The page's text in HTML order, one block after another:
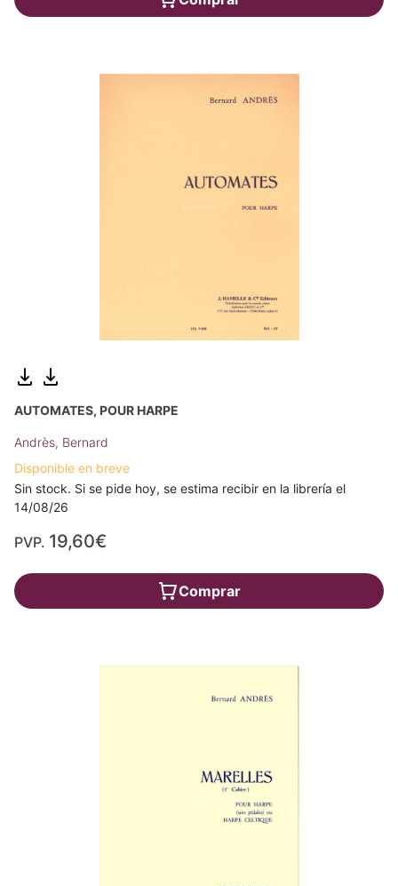
AUTOMATES, POUR HARPE
Andrès, Bernard
Disponible en breve
Sin stock. Si se pide hoy, se estima recibir en la librería el
14/08/26
PVP. 19,60€
Comprar